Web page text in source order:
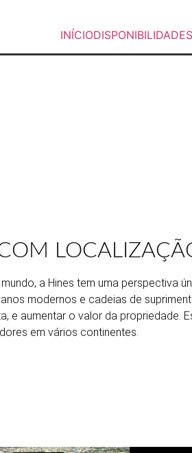
INÍCIODISPONIBILIDADES
a Hines tem uma perspectiva
modernos e cadeias de
e aumentar o valor da
em vários continentes.